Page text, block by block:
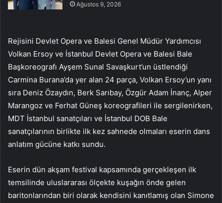
Ağustos 9, 2026
Rejisini Devlet Opera ve Balesi Genel Müdür Yardımcısı
Volkan Ersoy ve İstanbul Devlet Opera ve Balesi Bale
Başkoreografı Ayşem Sunal Savaşkurt’un üstlendiği
Carmina Burana’da yer alan 24 parça, Volkan Ersoy’un yanı
sıra Deniz Özaydın, Berk Sarıbay, Özgür Adam İnanç, Alper
Marangoz ve Ferhat Güneş koreografileri ile sergilenirken,
MDT İstanbul sanatçıları ve İstanbul DOB Bale
sanatçılarının birlikte ilk kez sahnede olmaları eserin dans
anlatım gücüne katkı sundu.
Eserin dün akşam festival kapsamında gerçekleşen ilk
temsilinde uluslararası ölçekte kuşağın önde gelen
baritonlarından biri olarak kendisini kanıtlamış olan Simone